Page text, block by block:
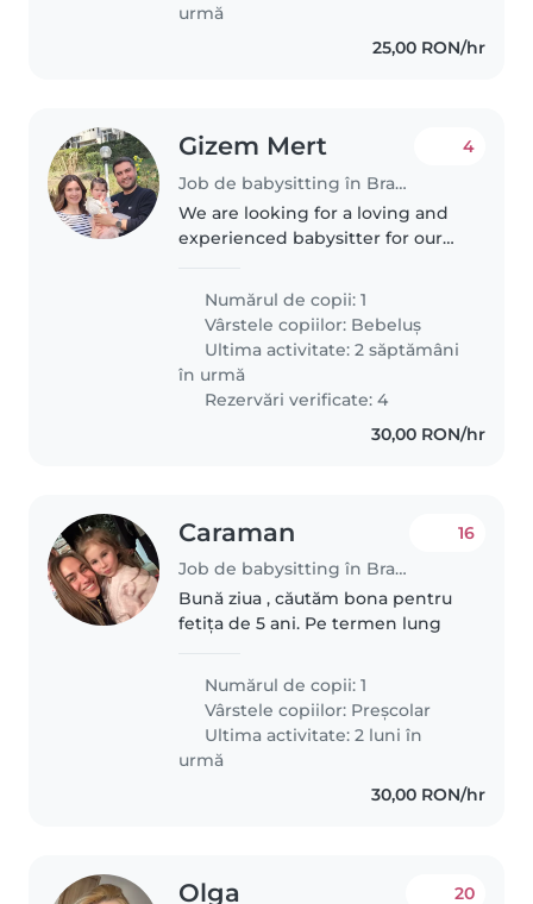
urmă
25,00 RON/hr
Gizem Mert
Job de babysitting în Brașov
4
We are looking for a loving and
experienced babysitter for our
affectionate. We expect the
babysitter to accompany us
during..
Numărul de copii: 1
Vârstele copiilor: Bebeluș
Ultima activitate: 2 săptămâni
în urmă
Rezervări verificate: 4
30,00 RON/hr
Caraman
Job de babysitting în Brașov
16
Bună ziua , căutăm bona pentru
fetița de 5 ani. Pe termen lung
Numărul de copii: 1
Vârstele copiilor: Preșcolar
Ultima activitate: 2 luni în
urmă
30,00 RON/hr
Olga 20